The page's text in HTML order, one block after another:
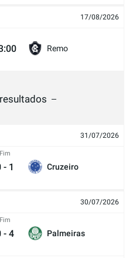
17/08/2026
Remo
31/07/2026
Fim
- 1 Cruzeiro
30/07/2026
Fim
- 4 Palmeiras